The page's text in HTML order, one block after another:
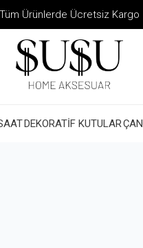
Tüm Ürünlerde Ücretsiz Kargo
DEKORATİF KUTULAR